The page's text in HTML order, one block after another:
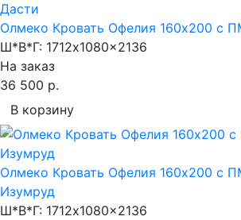
Олмеко Кровать Офелия 160х200 с
Ш*В*Г: 1712x1080x2136
На заказ
36 500 р.
В корзину
Олмеко Кровать Офелия 160х200 с
Изумруд
Ш*В*Г: 1712x1080x2136